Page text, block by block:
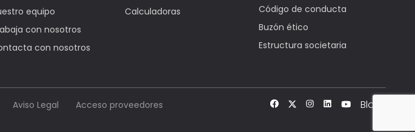
equipo
con nosotros
con nosotros
Calculadoras
Código de conducta
Buzón ético
Estructura societaria
Aviso Legal Acceso proveedores Blog